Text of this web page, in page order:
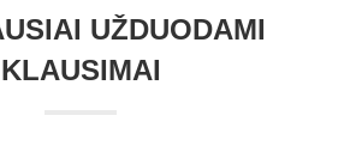
UŽDUODAMI
KLAUSIMAI